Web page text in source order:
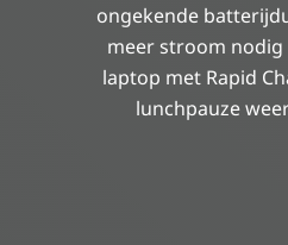
ongekende
meer stroom nodig
laptop met Rapid
lunchpauze